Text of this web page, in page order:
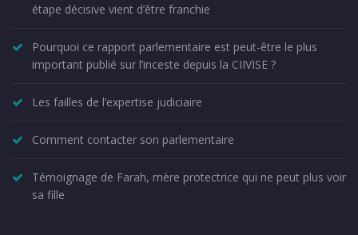
étape décisive vient d’être franchie
Pourquoi ce rapport parlementaire est peut-être le plus
important publié sur l’inceste depuis la CIIVISE ?
Les failles de l’expertise judiciaire
Comment contacter son parlementaire
Témoignage de Farah, mère protectrice qui ne peut plus voir
sa fille